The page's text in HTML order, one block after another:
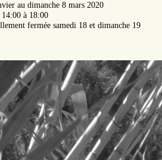
au dimanche 8 mars 2020
à 18:00
fermée samedi 18 et dimanche 19